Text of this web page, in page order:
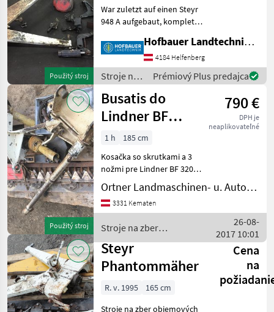
Použitý stroj
War zuletzt auf einen Steyr
948 A aufgebaut, komplett!
hidraulicky náklon dozadu
Stroje na zber objemových
krmív Prstové a
dvojnožnicové tráv
Hofbauer Landtechnik GmbH
4184 Helfenberg
Stroje na
zber
objemových
krmív /
Steyr
Prémiový Plus predajca
Použitý stroj
Busatis do
Lindner BF
320SA
790 €
DPH je
neaplikovateľné
1 h
185 cm
Kosačka so skrutkami a 3
nožmi pre Lindner BF 320
SA, hydr. Nadmorská výška,
ďalšie podrobnosti 0664-
9804844 Stroje na zber
a dvojnožnicové
Ortner Landmaschinen- u. Autohandel
3331 Kematen
Stroje na zber
objemových krmív /
Busatis
26-08-
2017 10:01
Steyr
Phantommäher
Cena
na
R. v. 1995
165 cm
Stroje na zber objemových